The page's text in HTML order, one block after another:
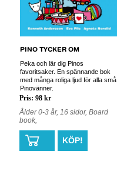
PINO TYCKER OM
Peka och lär dig Pinos
favoritsaker. En spännande bok
med många roliga ljud för alla små
Pinovänner.
Pris: 98 kr
Ålder 0-3 år, 16 sidor, Board
book,
KÖP!